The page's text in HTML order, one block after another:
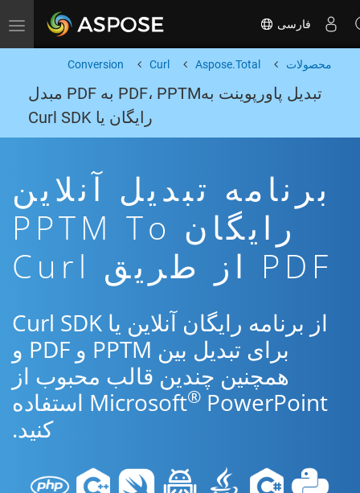
Toggle navigation فارسی
محصولات Aspose.Total
Curl
Conversion
تبدیل پاورپوینت بهPDF، PPTM به PDF مبدل
رایگان یا Curl SDK
برنامه تبدیل آنلاین
رایگان PPTM To
PDF از طریق Curl
از برنامه رایگان آنلاین یا Curl SDK
برای تبدیل بین PPTM و PDF و
همچنین چندین قالب محبوب از
Microsoft®
PowerPoint استفاده
کنید.